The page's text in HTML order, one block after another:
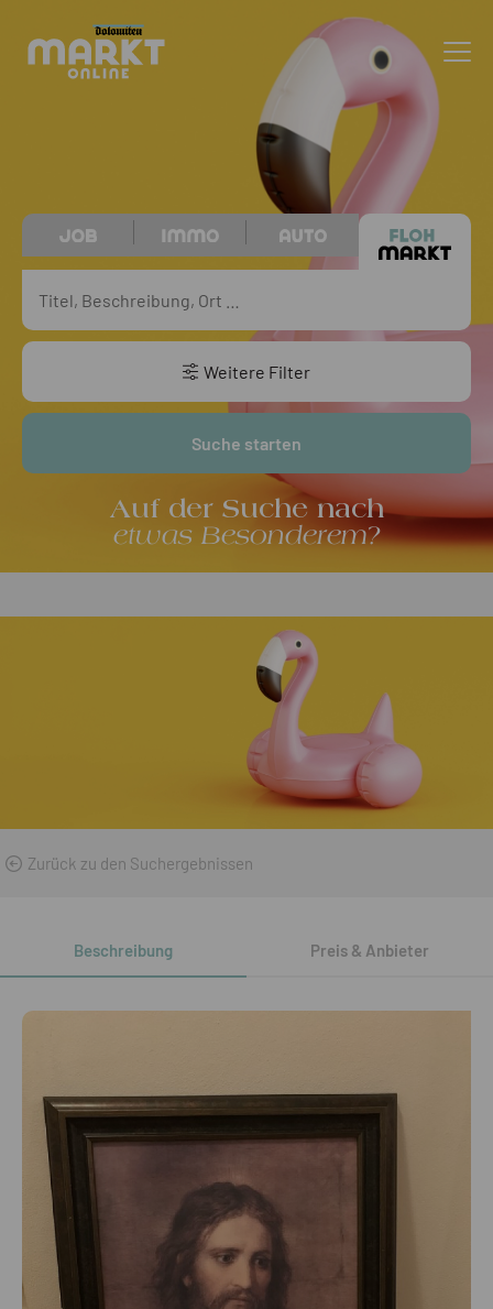
Auf der Suche nach
etwas Besonderem?
Weitere Filter
Suche starten
Zurück zu den Suchergebnissen
Beschreibung Preis & Anbieter